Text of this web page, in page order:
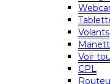
Volants
Voir
CPL